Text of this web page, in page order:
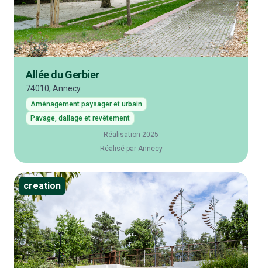
Allée du Gerbier
74010, Annecy
Aménagement paysager et urbain
Pavage, dallage et revêtement
Réalisation 2025
Réalisé par Annecy
creation